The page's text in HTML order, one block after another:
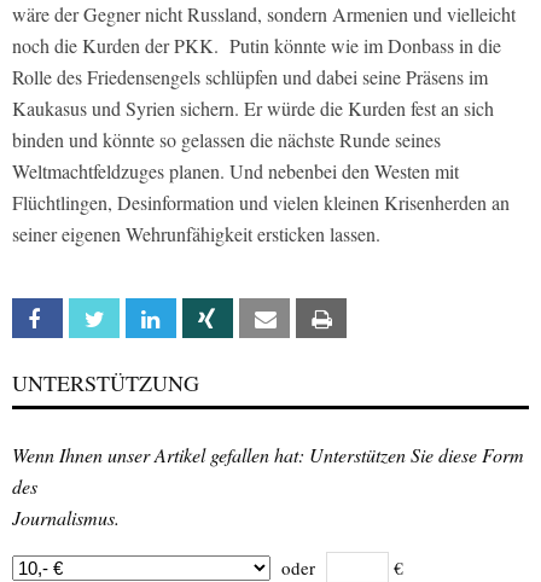
wäre der Gegner nicht Russland, sondern Armenien und vielleicht
noch die Kurden der PKK. Putin könnte wie im Donbass in die
Rolle des Friedensengels schlüpfen und dabei seine Präsens im
Kaukasus und Syrien sichern. Er würde die Kurden fest an sich
binden und könnte so gelassen die nächste Runde seines
Weltmachtfeldzuges planen. Und nebenbei den Westen mit
Flüchtlingen, Desinformation und vielen kleinen Krisenherden an
seiner eigenen Wehrunfähigkeit ersticken lassen.
Facebook Twitter Linkedin Xing Email
UNTERSTÜTZUNG
Wenn Ihnen unser Artikel gefallen hat: Unterstützen Sie diese Form
des
Journalismus.
oder €